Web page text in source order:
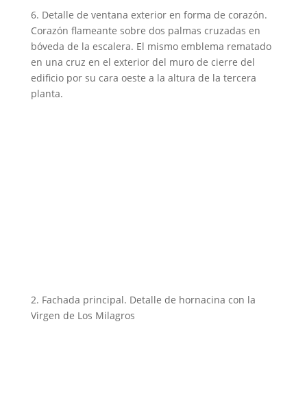
6. Detalle de ventana exterior en forma de corazón.
Corazón flameante sobre dos palmas cruzadas en
bóveda de la escalera. El mismo emblema rematado
en una cruz en el exterior del muro de cierre del
edificio por su cara oeste a la altura de la tercera
planta.
2. Fachada principal. Detalle de hornacina con la
Virgen de Los Milagros